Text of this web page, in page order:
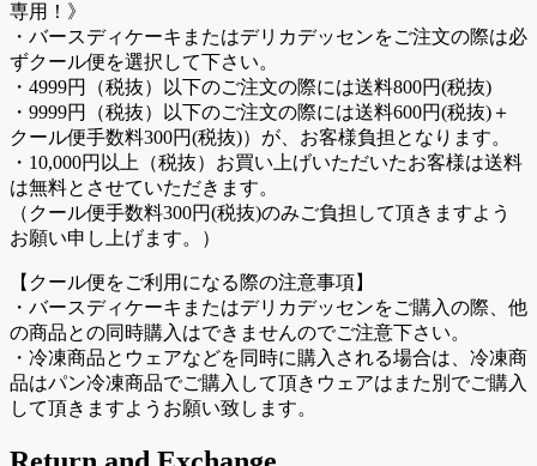
専用！》
・バースディケーキまたはデリカデッセンをご注文の際は必
ずクール便を選択して下さい。
・4999円（税抜）以下のご注文の際には送料800円(税抜)
・9999円（税抜）以下のご注文の際には送料600円(税抜)＋
クール便手数料300円(税抜)）が、お客様負担となります。
・10,000円以上（税抜）お買い上げいただいたお客様は送料
は無料とさせていただきます。
（クール便手数料300円(税抜)のみご負担して頂きますよう
お願い申し上げます。）
【クール便をご利用になる際の注意事項】
・バースディケーキまたはデリカデッセンをご購入の際、他
の商品との同時購入はできませんのでご注意下さい。
・冷凍商品とウェアなどを同時に購入される場合は、冷凍商
品はパン冷凍商品でご購入して頂きウェアはまた別でご購入
して頂きますようお願い致します。